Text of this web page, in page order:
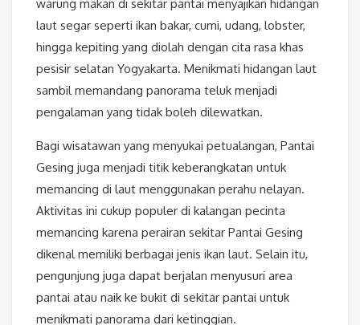
warung makan di sekitar pantai menyajikan hidangan
laut segar seperti ikan bakar, cumi, udang, lobster,
hingga kepiting yang diolah dengan cita rasa khas
pesisir selatan Yogyakarta. Menikmati hidangan laut
sambil memandang panorama teluk menjadi
pengalaman yang tidak boleh dilewatkan.
Bagi wisatawan yang menyukai petualangan, Pantai
Gesing juga menjadi titik keberangkatan untuk
memancing di laut menggunakan perahu nelayan.
Aktivitas ini cukup populer di kalangan pecinta
memancing karena perairan sekitar Pantai Gesing
dikenal memiliki berbagai jenis ikan laut. Selain itu,
pengunjung juga dapat berjalan menyusuri area
pantai atau naik ke bukit di sekitar pantai untuk
menikmati panorama dari ketinggian.